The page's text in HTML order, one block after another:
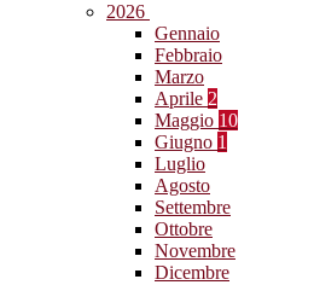
2026
Gennaio
Febbraio
Marzo
Aprile 2
Maggio 10
Giugno 1
Luglio
Agosto
Settembre
Ottobre
Novembre
Dicembre